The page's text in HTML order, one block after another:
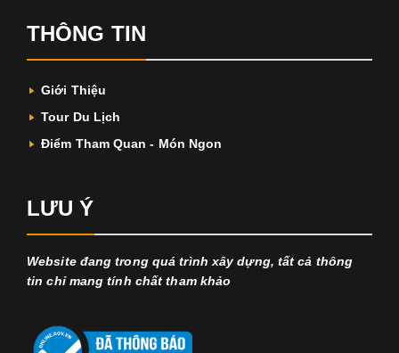
THÔNG TIN
Giới Thiệu
Tour Du Lịch
Điểm Tham Quan - Món Ngon
LƯU Ý
Website đang trong quá trình xây dựng, tất cả thông
tin chỉ mang tính chất tham khảo